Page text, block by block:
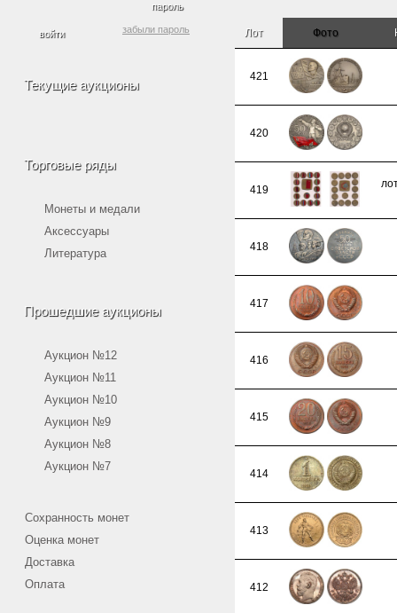
пароль
забыли пароль
Текущие аукционы
Торговые ряды
Монеты и медали
Аксессуары
Литература
Прошедшие аукционы
Аукцион №12
Аукцион №11
Аукцион №10
Аукцион №9
Аукцион №8
Аукцион №7
Сохранность монет
Оценка монет
Доставка
Оплата
Лот Фото
421
420
419
418
417
416
415
414
413
412